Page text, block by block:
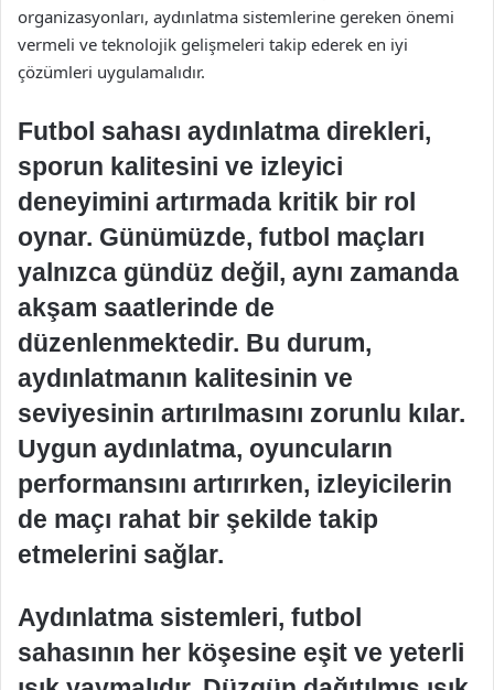
organizasyonları, aydınlatma sistemlerine gereken önemi
vermeli ve teknolojik gelişmeleri takip ederek en iyi
çözümleri uygulamalıdır.
Futbol sahası aydınlatma direkleri,
sporun kalitesini ve izleyici
deneyimini artırmada kritik bir rol
oynar. Günümüzde, futbol maçları
yalnızca gündüz değil, aynı zamanda
akşam saatlerinde de
düzenlenmektedir. Bu durum,
aydınlatmanın kalitesinin ve
seviyesinin artırılmasını zorunlu kılar.
Uygun aydınlatma, oyuncuların
performansını artırırken, izleyicilerin
de maçı rahat bir şekilde takip
etmelerini sağlar.
Aydınlatma sistemleri, futbol
sahasının her köşesine eşit ve yeterli